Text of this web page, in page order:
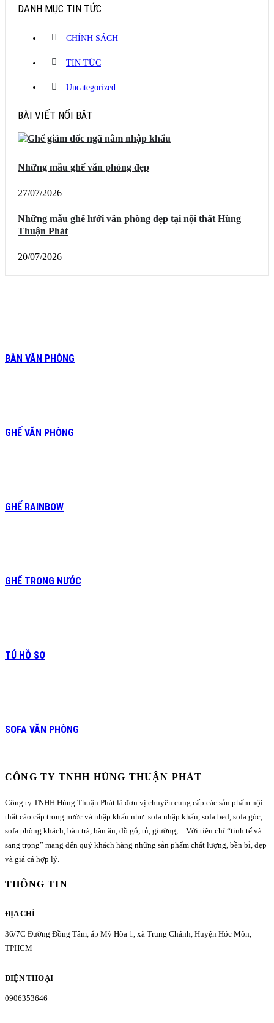
DANH MỤC TIN TỨC
CHÍNH SÁCH
TIN TỨC
Uncategorized
BÀI VIẾT NỔI BẬT
Những mẫu ghế văn phòng đẹp
27/07/2026
Những mẫu ghế lưới văn phòng đẹp tại nội thất Hùng
Thuận Phát
20/07/2026
BÀN VĂN PHÒNG
GHẾ VĂN PHÒNG
GHẾ RAINBOW
GHẾ TRONG NƯỚC
TỦ HỒ SƠ
SOFA VĂN PHÒNG
CÔNG TY TNHH HÙNG THUẬN PHÁT
Công ty TNHH Hùng Thuận Phát là đơn vị chuyên cung cấp các sản phẩm nội
thất cáo cấp trong nước và nhập khẩu như: sofa nhập khẩu, sofa bed, sofa góc,
sofa phòng khách, bàn trà, bàn ăn, đồ gỗ, tủ, giường,…Với tiêu chí “tinh tế và
sang trọng” mang đến quý khách hàng những sản phẩm chất lượng, bền bỉ, đẹp
và giá cả hợp lý.
THÔNG TIN
ĐỊA CHỈ
36/7C Đường Đồng Tâm, ấp Mỹ Hòa 1, xã Trung Chánh, Huyện Hóc Môn,
TPHCM
ĐIỆN THOẠI
0906353646